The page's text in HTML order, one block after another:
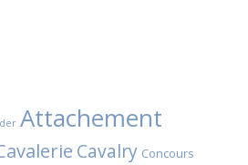
Attachement
Cavalry Concours